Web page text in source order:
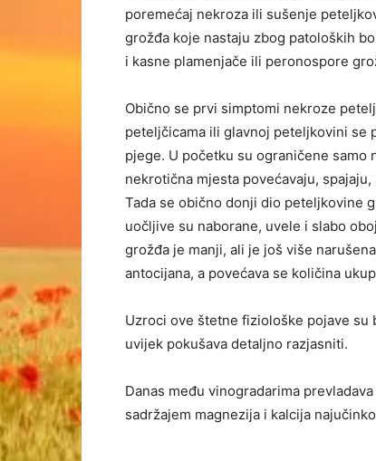
poremećaj nekroza ili sušenje
grožđa koje nastaju zbog patoloških
i kasne plamenjače ili peronospore
Obično se prvi simptomi nekroze
peteljčicama ili glavnoj peteljkovini se
pjege. U početku su ograničene samo
nekrotična mjesta povećavaju,
Tada se obično donji dio peteljkovine
uočljive su naborane, uvele i slabo
grožđa je manji, ali je još više
antocijana, a povećava se količina
Uzroci ove štetne fiziološke pojave
uvijek pokušava detaljno razjasniti.
Danas među vinogradarima
sadržajem magnezija i kalcija